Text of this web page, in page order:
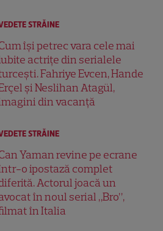
STRĂINE
își petrec vara cele mai
actrițe din serialele
Fahriye Evcen, Hande
și Neslihan Atagül,
din vacanță
STRĂINE
Yaman revine pe ecrane
o ipostază complet
Actorul joacă un
în noul serial „Bro”,
în Italia